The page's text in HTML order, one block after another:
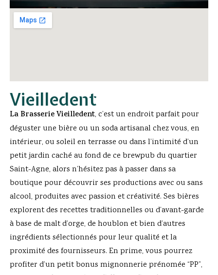
Vieilledent
La Brasserie Vieilledent, c’est un endroit parfait pour
déguster une bière ou un soda artisanal chez vous, en
intérieur, ou soleil en terrasse ou dans l’intimité d’un
petit jardin caché au fond de ce brewpub du quartier
Saint-Agne, alors n’hésitez pas à passer dans sa
boutique pour découvrir ses productions avec ou sans
alcool, produites avec passion et créativité. Ses bières
explorent des recettes traditionnelles ou d’avant-garde
à base de malt d’orge, de houblon et bien d’autres
ingrédients sélectionnés pour leur qualité et la
proximité des fournisseurs. En prime, vous pourrez
profiter d’un petit bonus mignonnerie prénomée “PP”,